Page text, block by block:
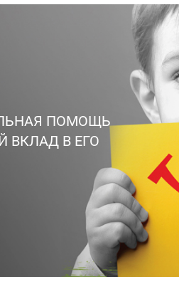
ПОМОЩЬ
ВКЛАД В ЕГО